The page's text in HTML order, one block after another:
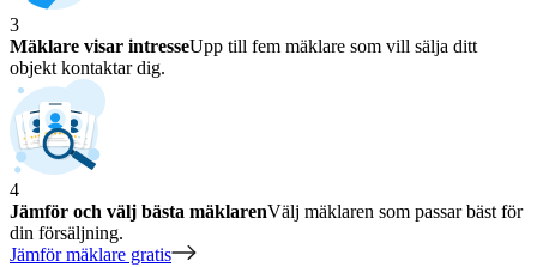
3
Mäklare visar intresseUpp till fem mäklare som vill sälja ditt
objekt kontaktar dig.
4
Jämför och välj bästa mäklarenVälj mäklaren som passar bäst för
din försäljning.
Jämför mäklare gratis